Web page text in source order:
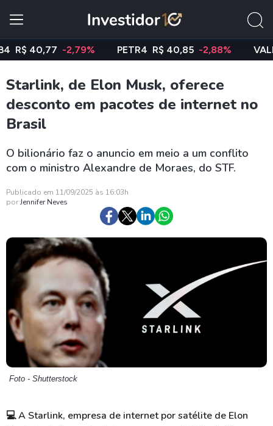
40,77 -2,79% PETR4 R$ 40,85 -2,88% VALE3
Starlink, de Elon Musk, oferece
desconto em pacotes de internet no
Brasil
O bilionário faz o anuncio em meio a um conflito
com o ministro Alexandre de Moraes, do STF.
Publicado em 11/09/2025 às 16:03h
porJennifer Neves
Foto - Shutterstock
💻A Starlink, empresa de internet por satélite de Elon